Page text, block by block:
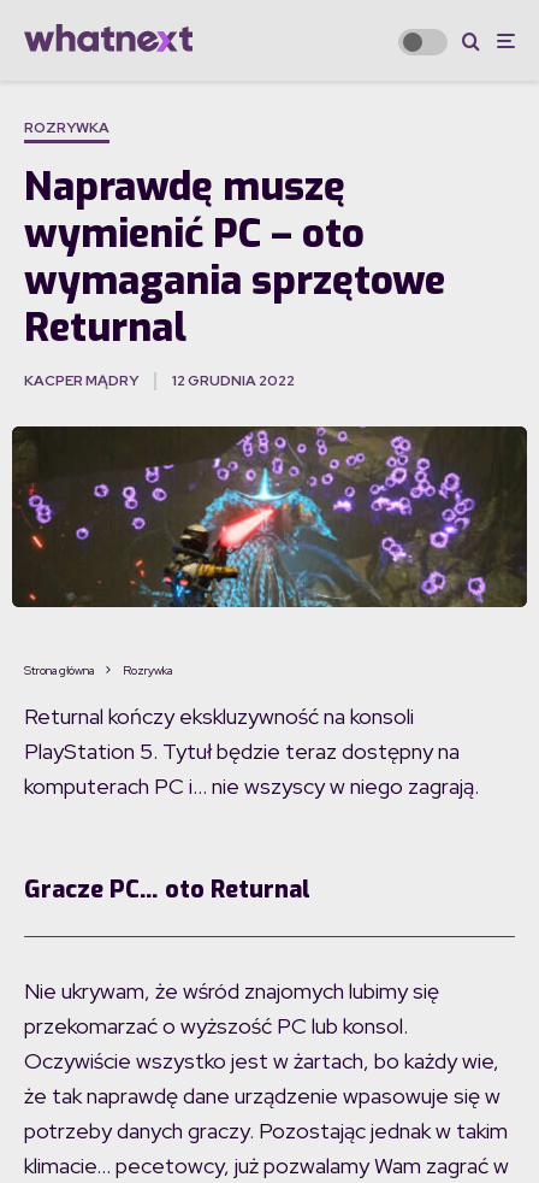
ROZRYWKA
Naprawdę muszę
wymienić PC – oto
wymagania sprzętowe
Returnal
KACPER MĄDRY 12 GRUDNIA 2022
Strona główna Rozrywka
Returnal kończy ekskluzywność na konsoli
PlayStation 5. Tytuł będzie teraz dostępny na
komputerach PC i… nie wszyscy w niego zagrają.
Gracze PC… oto Returnal
Nie ukrywam, że wśród znajomych lubimy się
przekomarzać o wyższość PC lub konsol.
Oczywiście wszystko jest w żartach, bo każdy wie,
że tak naprawdę dane urządzenie wpasowuje się w
potrzeby danych graczy. Pozostając jednak w takim
klimacie… pecetowcy, już pozwalamy Wam zagrać w